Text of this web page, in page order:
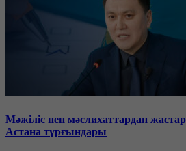
Мәжіліс пен мәслихаттардан
Астана тұрғындары